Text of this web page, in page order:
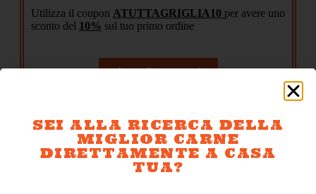
Utilizza il coupon ATUTTAGRIGLIA10 per avere uno
sconto del 10% sul tuo primo ordine
Approfittane ora!
SEI ALLA RICERCA DELLA
MIGLIOR CARNE
DIRETTAMENTE A CASA
TUA?